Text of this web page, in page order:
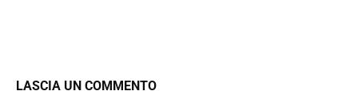
LASCIA UN COMMENTO